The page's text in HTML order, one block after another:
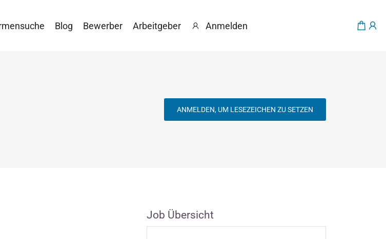
Blog Bewerber Arbeitgeber Anmelden
ANMELDEN, UM LESEZEICHEN ZU SETZEN
Job Übersicht